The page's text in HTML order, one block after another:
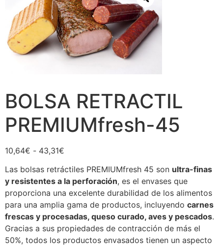
BOLSA RETRACTIL
PREMIUMfresh-45
10,64€ - 43,31€
Las bolsas retráctiles PREMIUMfresh 45 son ultra-finas
y resistentes a la perforación, es el envases que
proporciona una excelente durabilidad de los alimentos
para una amplia gama de productos, incluyendo carnes
frescas y procesadas, queso curado, aves y pescados.
Gracias a sus propiedades de contracción de más el
50%, todos los productos envasados tienen un aspecto